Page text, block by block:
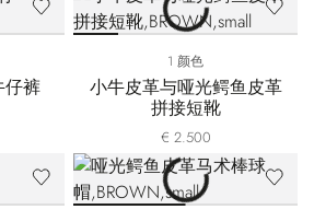
仔裤
1 颜色
小牛皮革与哑光鳄鱼皮革
拼接短靴
€ 2.500